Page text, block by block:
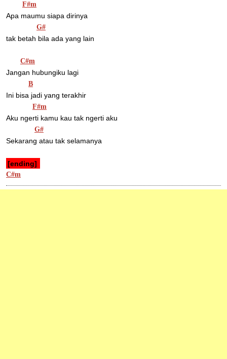
F#m
Apa maumu siapa dirinya
G#
tak betah bila ada yang lain
C#m
Jangan hubungiku lagi
B
Ini bisa jadi yang terakhir
F#m
Aku ngerti kamu kau tak ngerti aku
G#
Sekarang atau tak selamanya
[ending]
C#m